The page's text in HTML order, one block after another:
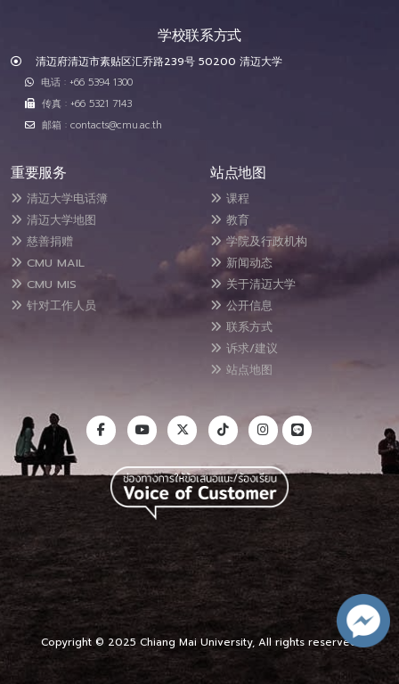
学校联系方式
清迈府清迈市素贴区汇乔路239号 50200 清迈大学
电话 : +66 5394 1300
传真 : +66 5321 7143
邮箱 : contacts@cmu.ac.th
重要服务
清迈大学电话簿
清迈大学地图
慈善捐赠
CMU MAIL
CMU MIS
针对工作人员
站点地图
课程
教育
学院及行政机构
新闻动态
关于清迈大学
公开信息
联系方式
诉求/建议
站点地图
Copyright © 2025 Chiang Mai University, All rights reserved.